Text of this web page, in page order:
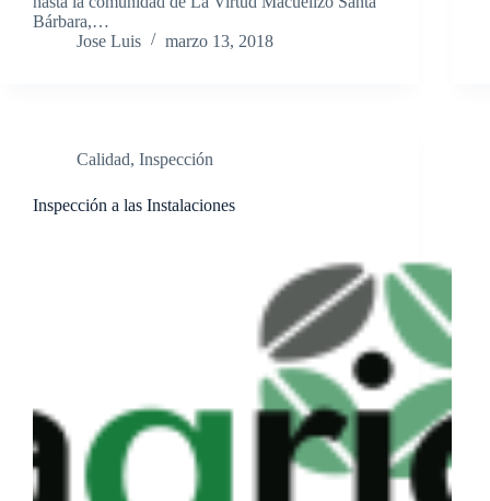
Bárbara,…
Jose Luis
marzo 13, 2018
Calidad, Inspección
Inspección a las Instalaciones